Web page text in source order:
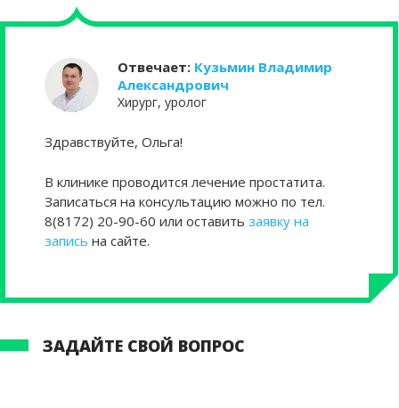
Отвечает: Кузьмин Владимир
Александрович
Хирург, уролог
Здравствуйте, Ольга!
В клинике проводится лечение простатита.
Записаться на консультацию можно по тел.
8(8172) 20-90-60 или оставить заявку на
запись на сайте.
ЗАДАЙТЕ СВОЙ ВОПРОС